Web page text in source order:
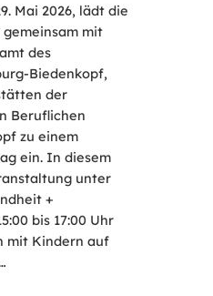
Mai 2026, lädt die
mit
des
Biedenkopf,
der
Beruflichen
zu einem
ein. In diesem
unter
+
bis 17:00 Uhr
mit Kindern auf